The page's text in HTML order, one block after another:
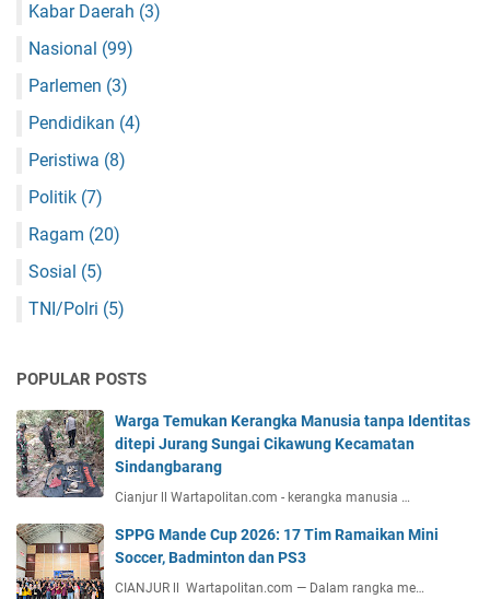
Kabar Daerah (3)
Nasional (99)
Parlemen (3)
Pendidikan (4)
Peristiwa (8)
Politik (7)
Ragam (20)
Sosial (5)
TNI/Polri (5)
POPULAR POSTS
Warga Temukan Kerangka Manusia tanpa Identitas
ditepi Jurang Sungai Cikawung Kecamatan
Sindangbarang
Cianjur ll Wartapolitan.com - kerangka manusia …
SPPG Mande Cup 2026: 17 Tim Ramaikan Mini
Soccer, Badminton dan PS3
CIANJUR ll Wartapolitan.com — Dalam rangka me…